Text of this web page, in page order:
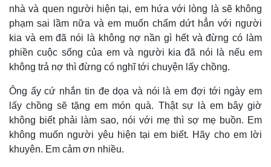
Quan sát
Cuộc sống đó đây
Hồ sơ
Video
Ảnh
E-Magazine
Infographic
nhà và quen người hiện tại, em hứa với lòng là sẽ không
phạm sai lầm nữa và em muốn chấm dứt hẳn với người
kia và em đã nói là không nợ nần gì hết và đừng có làm
phiền cuộc sống của em và người kia đã nói là nếu em
không trả nợ thì đừng có nghĩ tới chuyện lấy chồng.
Ông ấy cứ nhắn tin đe dọa và nói là em đợi tới ngày em
lấy chồng sẽ tặng em món quà. Thật sự là em bây giờ
không biết phải làm sao, nói với mẹ thì sợ mẹ buồn. Em
không muốn người yêu hiện tại em biết. Hãy cho em lời
khuyên. Em cảm ơn nhiều.